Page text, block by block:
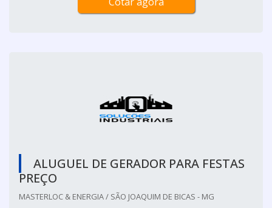
ALUGUEL DE GERADOR PARA FESTAS
PREÇO
MASTERLOC & ENERGIA / SÃO JOAQUIM DE BICAS - MG